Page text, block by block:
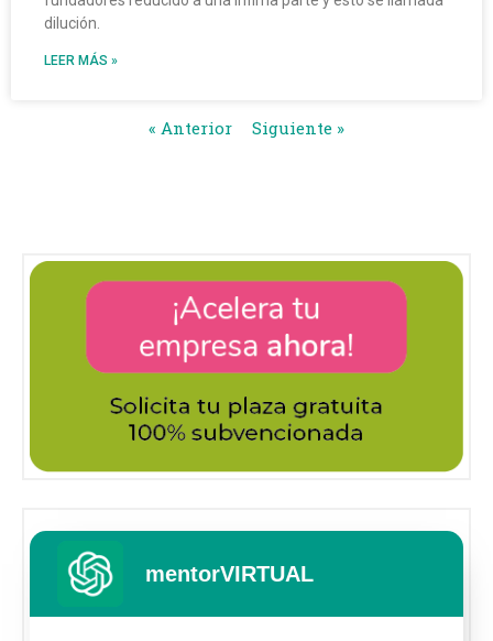
dilución.
LEER MÁS »
« Anterior Siguiente »
mentorVIRTUAL